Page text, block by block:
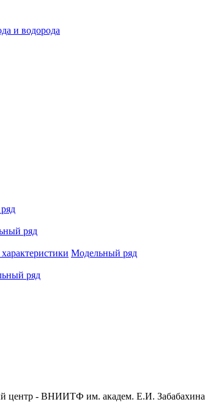
и водорода
ряд
Модельный ряд
ряд
центр - ВНИИТФ им. академ. Е.И.